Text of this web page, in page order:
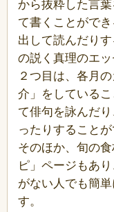
から抜粋した言
て書くことがで
出して読んだり
の説く真理のエッ
２つ目は、各月
介」をしている
て俳句を詠んだ
ったりすることが
そのほか、旬の
ピ」ページもあ
がない人でも簡
す。